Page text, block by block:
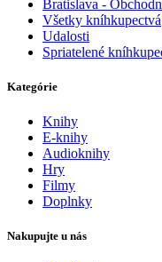
Bratislava -
Všetky kníhkupectvá
Udalosti
Spriatelené
Kategórie
Knihy
E-knihy
Audioknihy
Hry
Filmy
Doplnky
Nakupujte u nás